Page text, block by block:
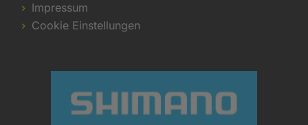
Impressum
Cookie Einstellungen